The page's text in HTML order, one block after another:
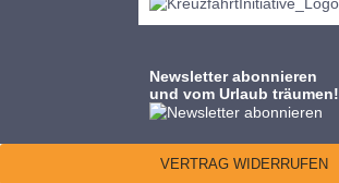
Newsletter abonnieren
und vom Urlaub träumen!
VERTRAG WIDERRUFEN